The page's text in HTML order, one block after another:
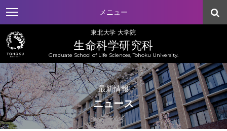
メニュー
東北大学 大学院
生命科学研究科
Graduate School of Life Sciences, Tohoku University.
最新情報
ニュース